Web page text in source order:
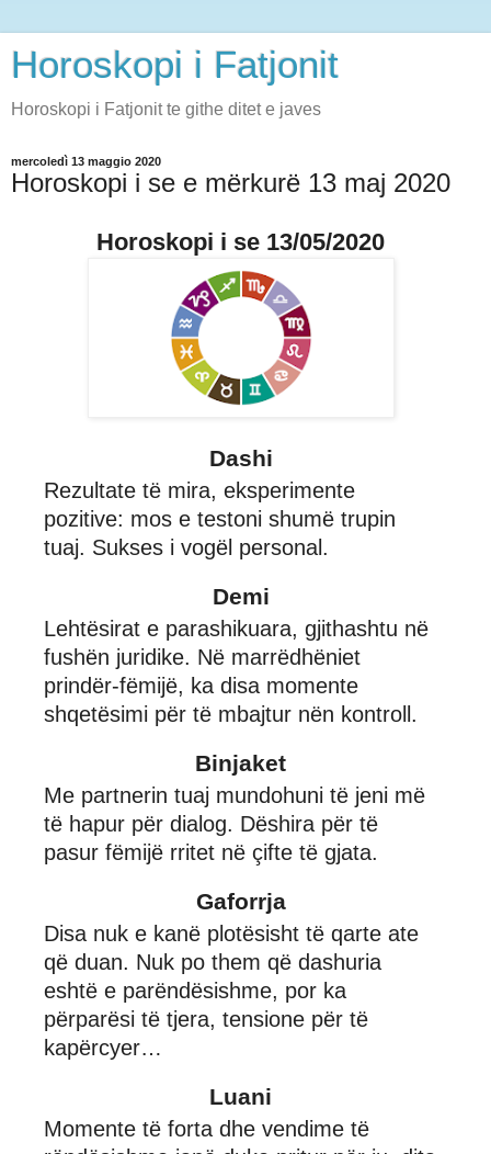
Horoskopi i Fatjonit
Horoskopi i Fatjonit te githe ditet e javes
mercoledì 13 maggio 2020
Horoskopi i se e mërkurë 13 maj 2020
Horoskopi i se 13/05/2020
Dashi
Rezultate të mira, eksperimente
pozitive: mos e testoni shumë trupin
tuaj. Sukses i vogël personal.
Demi
Lehtësirat e parashikuara, gjithashtu në
fushën juridike. Në marrëdhëniet
prindër-fëmijë, ka disa momente
shqetësimi për të mbajtur nën kontroll.
Binjaket
Me partnerin tuaj mundohuni të jeni më
të hapur për dialog. Dëshira për të
pasur fëmijë rritet në çifte të gjata.
Gaforrja
Disa nuk e kanë plotësisht të qarte ate
që duan. Nuk po them që dashuria
eshtë e parëndësishme, por ka
përparësi të tjera, tensione për të
kapërcyer…
Luani
Momente të forta dhe vendime të